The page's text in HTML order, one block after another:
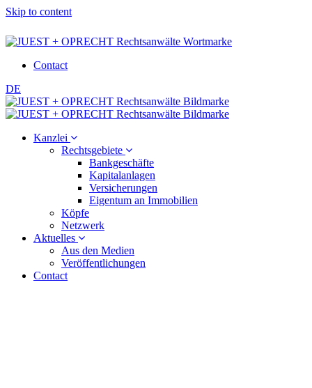
Skip to content
Contact
DE
Kanzlei
Rechtsgebiete
Bankgeschäfte
Kapitalanlagen
Versicherungen
Eigentum an Immobilien
Köpfe
Netzwerk
Aktuelles
Aus den Medien
Veröffentlichungen
Contact